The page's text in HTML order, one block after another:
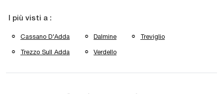
I più visti a :
Cassano D'Adda Dalmine Treviglio
Trezzo Sull Adda Verdello